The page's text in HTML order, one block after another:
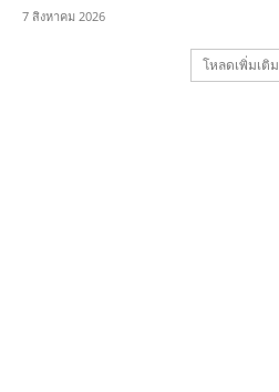
7 สิงหาคม 2026
โหลดเพิ่มเติม